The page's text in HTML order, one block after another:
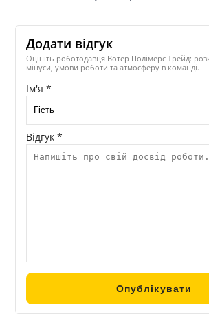
Додати відгук
Оцініть роботодавця Вотер Полімерс Трейд:
мінуси, умови роботи та атмосферу в команді.
Ім'я *
Відгук *